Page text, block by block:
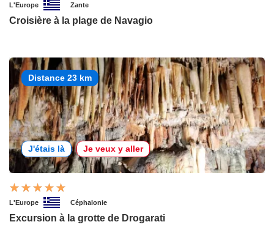
L'Europe Zante
Croisière à la plage de Navagio
Distance 23 km
J'étais là Je veux y aller
L'Europe Céphalonie
Excursion à la grotte de Drogarati